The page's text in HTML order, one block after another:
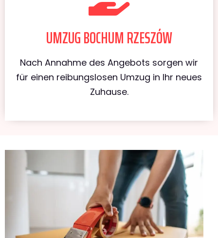
UMZUG BOCHUM RZESZÓW
Nach Annahme des Angebots sorgen wir
für einen reibungslosen Umzug in Ihr neues
Zuhause.